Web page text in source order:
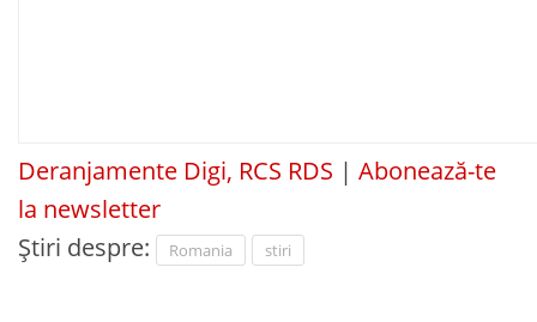
Deranjamente Digi, RCS RDS | Abonează-te
la newsletter
Știri despre:
Romania stiri